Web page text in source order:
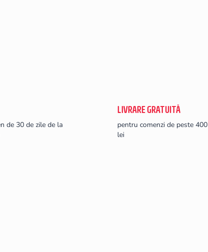
de 30 de zile de la
LIVRARE GRATUITĂ
pentru comenzi de peste 400
lei